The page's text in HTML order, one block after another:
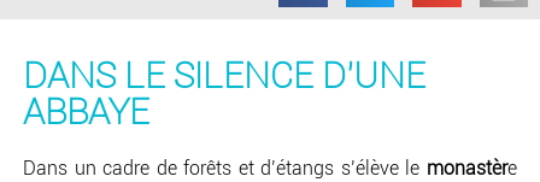
DANS LE SILENCE D'UNE
ABBAYE
Dans un cadre de forêts et d’étangs s’élève le monastère